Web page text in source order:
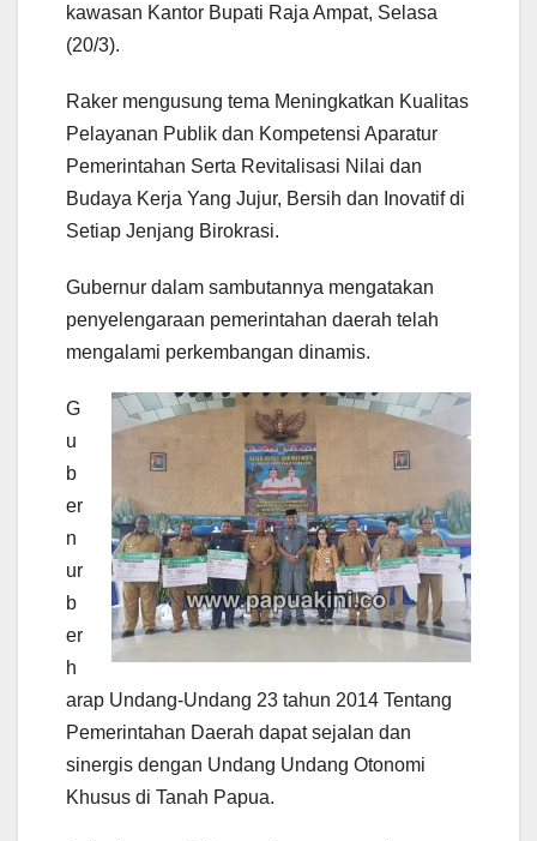
kawasan Kantor Bupati Raja Ampat, Selasa
(20/3).
Raker mengusung tema Meningkatkan Kualitas
Pelayanan Publik dan Kompetensi Aparatur
Pemerintahan Serta Revitalisasi Nilai dan
Budaya Kerja Yang Jujur, Bersih dan Inovatif di
Setiap Jenjang Birokrasi.
Gubernur dalam sambutannya mengatakan
penyelengaraan pemerintahan daerah telah
mengalami perkembangan dinamis.
G
u
b
er
n
ur
b
er
h
arap Undang-Undang 23 tahun 2014 Tentang
Pemerintahan Daerah dapat sejalan dan
sinergis dengan Undang Undang Otonomi
Khusus di Tanah Papua.